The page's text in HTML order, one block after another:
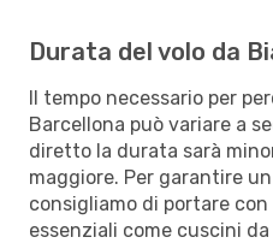
Durata del volo da
Il tempo necessario per
Barcellona può variare a
diretto la durata sarà
maggiore. Per garantire
consigliamo di portare
essenziali come cuscini